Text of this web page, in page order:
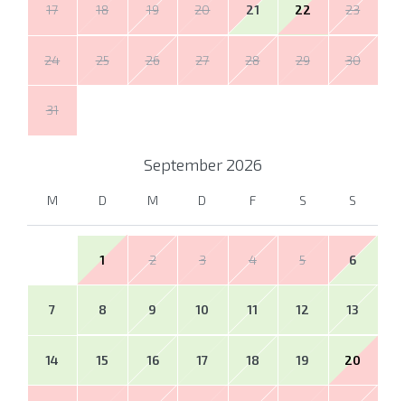
17 18 19 20 21 22 23
24 25 26 27 28 29 30
31
September 2026
M D M D F S S
1 2 3 4 5 6
7 8 9 10 11 12 13
14 15 16 17 18 19 20